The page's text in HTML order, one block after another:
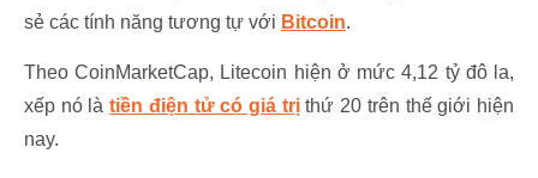
sẻ các tính năng tương tự với Bitcoin.
Theo CoinMarketCap, Litecoin hiện ở mức 4,12 tỷ đô la,
xếp nó là tiền điện tử có giá trị thứ 20 trên thế giới hiện
nay.